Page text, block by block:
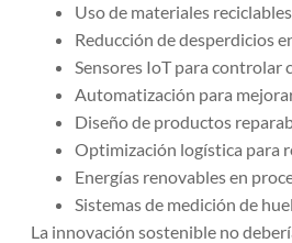
Uso de materiales
Reducción de desperdicios
Sensores IoT para controlar
Automatización para
Diseño de productos
Optimización logística para
Energías renovables en
Sistemas de medición de
La innovación sostenible no